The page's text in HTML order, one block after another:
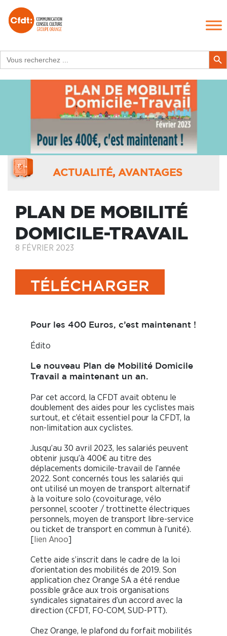
for:
Search
ACTUALITÉ, AVANTAGES
PLAN DE MOBILITÉ
DOMICILE-TRAVAIL
8 FÉVRIER 2023
TÉLÉCHARGER
Pour les 400 Euros, c’est maintenant !
Édito
Le nouveau Plan de Mobilité Domicile
Travail a maintenant un an.
Par cet accord, la CFDT avait obtenu le
doublement des aides pour les cyclistes mais
surtout, et c’était essentiel pour la CFDT, la
non-limitation aux cyclistes.
Jusqu’au 30 avril 2023, les salariés peuvent
obtenir jusqu’à 400€ au titre des
déplacements domicile-travail de l’année
2022. Sont concernés tous les salariés qui
ont utilisé un moyen de transport alternatif
à la voiture solo (covoiturage, vélo
personnel, scooter / trottinette électriques
personnels, moyen de transport libre-service
ou ticket de transport en commun à l’unité).
[ lien Anoo]
Cette aide s’inscrit dans le cadre de la loi
d’orientation des mobilités de 2019. Son
application chez Orange SA a été rendue
possible grâce aux trois organisations
syndicales signataires d’un accord avec la
direction (CFDT, FO-COM, SUD-PTT).
Chez Orange, le plafond du forfait mobilités